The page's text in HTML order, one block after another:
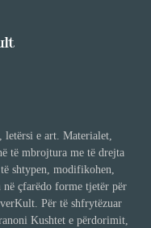
letërsi e art. Materialet,
të mbrojtura me të drejta
shtypen, modifikohen,
në çfarëdo forme tjetër për
Për të shfrytëzuar
Kushtet e përdorimit,